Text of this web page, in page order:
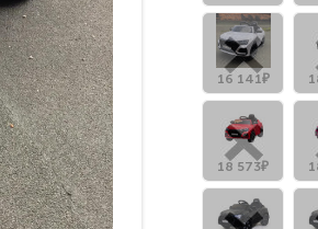
16 141₽
18 573₽